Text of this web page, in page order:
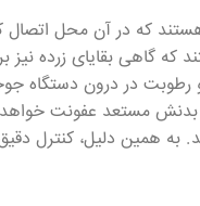
که در آن محل
که گاهی بقایای زرده
و رطوبت در درون
بدنش مستعد عفونت
به همین دلیل،